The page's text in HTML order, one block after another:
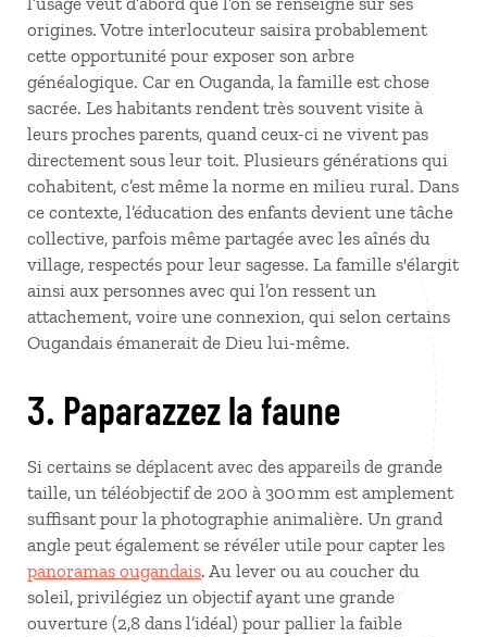
origines. Votre interlocuteur saisira probablement
cette opportunité pour exposer son arbre
généalogique. Car en Ouganda, la famille est chose
sacrée. Les habitants rendent très souvent visite à
leurs proches parents, quand ceux-ci ne vivent pas
directement sous leur toit. Plusieurs générations qui
cohabitent, c’est même la norme en milieu rural. Dans
ce contexte, l’éducation des enfants devient une tâche
collective, parfois même partagée avec les aînés du
village, respectés pour leur sagesse. La famille s'élargit
ainsi aux personnes avec qui l’on ressent un
attachement, voire une connexion, qui selon certains
Ougandais émanerait de Dieu lui-même.
3. Paparazzez la faune
Si certains se déplacent avec des appareils de grande
taille, un téléobjectif de 200 à 300 mm est amplement
suffisant pour la photographie animalière. Un grand
angle peut également se révéler utile pour capter les
panoramas ougandais. Au lever ou au coucher du
soleil, privilégiez un objectif ayant une grande
ouverture (2,8 dans l’idéal) pour pallier la faible